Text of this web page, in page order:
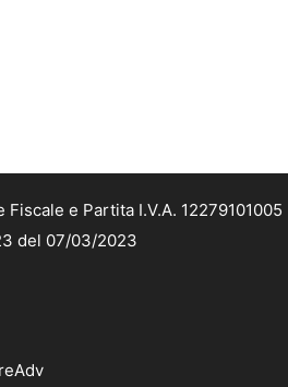
e Partita I.V.A. 12279101005
del 07/03/2023